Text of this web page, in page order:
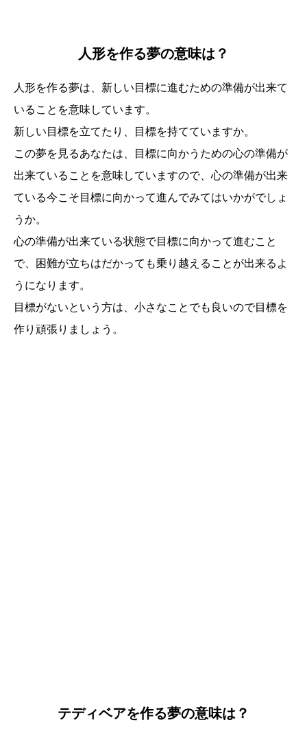
人形を作る夢の意味は？
人形を作る夢は、新しい目標に進むための準備が出来て
いることを意味しています。
新しい目標を立てたり、目標を持てていますか。
この夢を見るあなたは、目標に向かうための心の準備が
出来ていることを意味していますので、心の準備が出来
ている今こそ目標に向かって進んでみてはいかがでしょ
うか。
心の準備が出来ている状態で目標に向かって進むこと
で、困難が立ちはだかっても乗り越えることが出来るよ
うになります。
目標がないという方は、小さなことでも良いので目標を
作り頑張りましょう。
テディベアを作る夢の意味は？